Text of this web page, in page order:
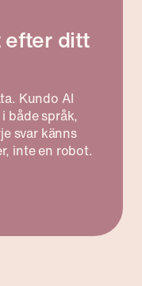
efter ditt
Kundo AI
både språk,
svar känns
inte en robot.